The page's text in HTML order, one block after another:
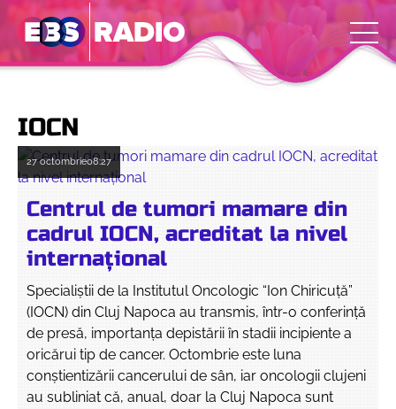
IOCN
27 octombrie08:27
Centrul de tumori mamare din
cadrul IOCN, acreditat la nivel
internaţional
Specialiştii de la Institutul Oncologic “Ion Chiricuţă”
(IOCN) din Cluj Napoca au transmis, într-o conferinţă
de presă, importanţa depistării în stadii incipiente a
oricărui tip de cancer. Octombrie este luna
conştientizării cancerului de sân, iar oncologii clujeni
au subliniat că, anual, doar la Cluj Napoca sunt